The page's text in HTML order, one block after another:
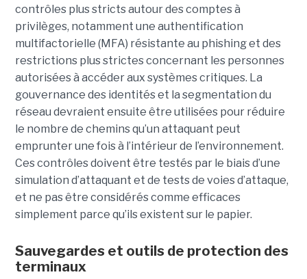
contrôles plus stricts autour des comptes à
privilèges, notamment une authentification
multifactorielle (MFA) résistante au phishing et des
restrictions plus strictes concernant les personnes
autorisées à accéder aux systèmes critiques. La
gouvernance des identités et la segmentation du
réseau devraient ensuite être utilisées pour réduire
le nombre de chemins qu’un attaquant peut
emprunter une fois à l’intérieur de l’environnement.
Ces contrôles doivent être testés par le biais d’une
simulation d’attaquant et de tests de voies d’attaque,
et ne pas être considérés comme efficaces
simplement parce qu’ils existent sur le papier.
Sauvegardes et outils de protection des
terminaux